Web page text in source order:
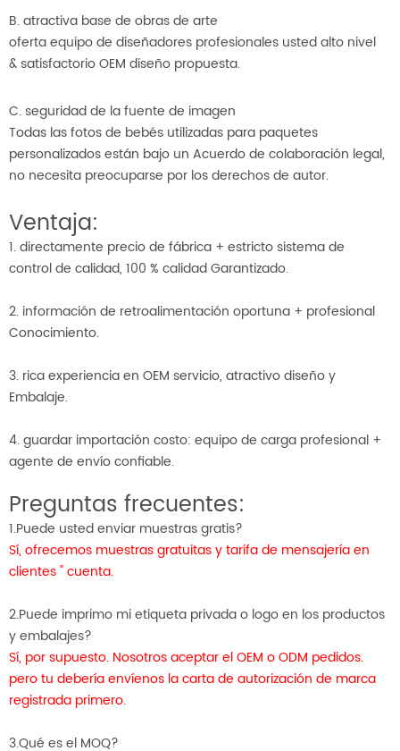
B. atractiva base de obras de arte
oferta equipo de diseñadores profesionales usted alto nivel
& satisfactorio OEM diseño propuesta.
C. seguridad de la fuente de imagen
Todas las fotos de bebés utilizadas para paquetes
personalizados están bajo un Acuerdo de colaboración legal,
no necesita preocuparse por los derechos de autor.
Ventaja:
1. directamente precio de fábrica + estricto sistema de
control de calidad, 100 % calidad Garantizado.
2. información de retroalimentación oportuna + profesional
Conocimiento.
3. rica experiencia en OEM servicio, atractivo diseño y
Embalaje.
4. guardar importación costo: equipo de carga profesional +
agente de envío confiable.
Preguntas frecuentes:
1.Puede usted enviar muestras gratis?
Sí, ofrecemos muestras gratuitas y tarifa de mensajería en
clientes " cuenta.
2.Puede imprimo mi etiqueta privada o logo en los productos
y embalajes?
Sí, por supuesto. Nosotros aceptar el OEM o ODM pedidos.
pero tu debería envíenos la carta de autorización de marca
registrada primero.
3.Qué es el MOQ?